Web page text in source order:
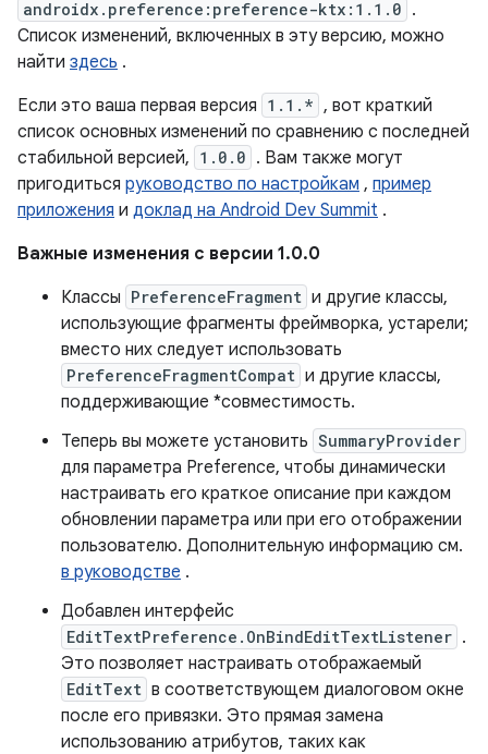
androidx.preference:preference-ktx:1.1.0 .
Список изменений, включенных в эту версию, можно
найти здесь .
Если это ваша первая версия 1.1.* , вот краткий
список основных изменений по сравнению с последней
стабильной версией, 1.0.0 . Вам также могут
пригодиться руководство по настройкам , пример
приложения и доклад на Android Dev Summit .
Важные изменения с версии 1.0.0
Классы PreferenceFragment и другие классы,
использующие фрагменты фреймворка, устарели;
вместо них следует использовать
PreferenceFragmentCompat и другие классы,
поддерживающие *совместимость.
Теперь вы можете установить SummaryProvider
для параметра Preference, чтобы динамически
настраивать его краткое описание при каждом
обновлении параметра или при его отображении
пользователю. Дополнительную информацию см.
в руководстве .
Добавлен интерфейс
EditTextPreference.OnBindEditTextListener .
Это позволяет настраивать отображаемый
EditText в соответствующем диалоговом окне
после его привязки. Это прямая замена
использованию атрибутов, таких как